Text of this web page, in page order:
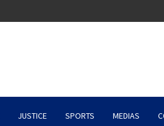
JUSTICE SPORTS MEDIAS